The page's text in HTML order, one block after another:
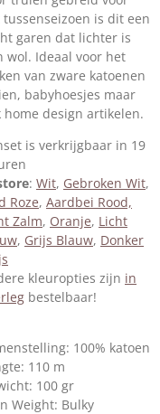
tussenseizoen is dit een
garen dat lichter is
wol. Ideaal voor het
van zware katoenen
babyhoesjes maar
home design artikelen.
is verkrijgbaar in 19
: Wit, Gebroken Wit,
Roze, Aardbei Rood,
Zalm, Oranje, Licht
, Grijs Blauw, Donker
kleuropties zijn in
bestelbaar!
100% katoen
110 m
100 gr
Weight: Bulky